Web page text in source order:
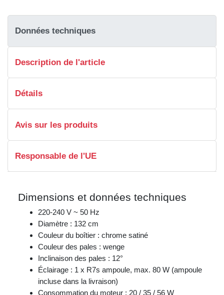
Données techniques
Description de l'article
Détails
Avis sur les produits
Responsable de l'UE
Dimensions et données techniques
220-240 V ~ 50 Hz
Diamètre : 132 cm
Couleur du boîtier : chrome satiné
Couleur des pales : wenge
Inclinaison des pales : 12°
Éclairage : 1 x R7s ampoule, max. 80 W (ampoule
incluse dans la livraison)
Consommation du moteur : 20 / 35 / 56 W